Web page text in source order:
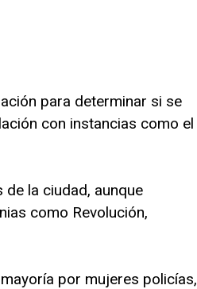
para determinar si se
con instancias como el
la ciudad, aunque
como Revolución,
por mujeres policías,